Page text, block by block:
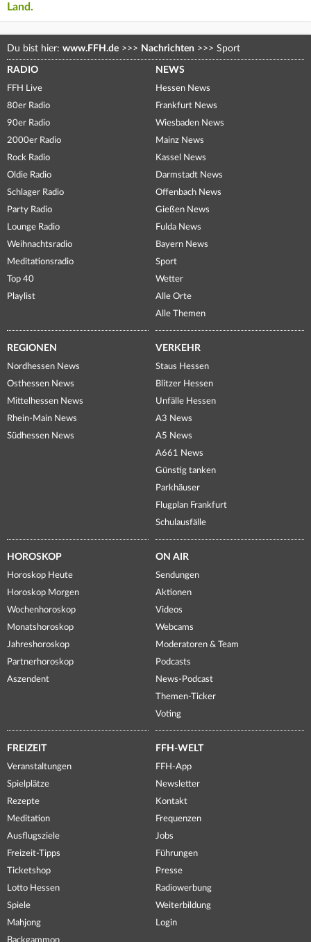
Land.
Du bist hier: www.FFH.de >>> Nachrichten >>> Sport
RADIO
FFH Live
80er Radio
90er Radio
2000er Radio
Rock Radio
Oldie Radio
Schlager Radio
Party Radio
Lounge Radio
Weihnachtsradio
Meditationsradio
Top 40
Playlist
NEWS
Hessen News
Frankfurt News
Wiesbaden News
Mainz News
Kassel News
Darmstadt News
Offenbach News
Gießen News
Fulda News
Bayern News
Sport
Wetter
Alle Orte
Alle Themen
REGIONEN
Nordhessen News
Osthessen News
Mittelhessen News
Rhein-Main News
Südhessen News
VERKEHR
Staus Hessen
Blitzer Hessen
Unfälle Hessen
A3 News
A5 News
A661 News
Günstig tanken
Parkhäuser
Flugplan Frankfurt
Schulausfälle
HOROSKOP
Horoskop Heute
Horoskop Morgen
Wochenhoroskop
Monatshoroskop
Jahreshoroskop
Partnerhoroskop
Aszendent
ON AIR
Sendungen
Aktionen
Videos
Webcams
Moderatoren & Team
Podcasts
News-Podcast
Themen-Ticker
Voting
FREIZEIT
Veranstaltungen
Spielplätze
Rezepte
Meditation
Ausflugsziele
Freizeit-Tipps
Ticketshop
Lotto Hessen
Spiele
Mahjong
FFH-WELT
FFH-App
Newsletter
Kontakt
Frequenzen
Jobs
Führungen
Presse
Radiowerbung
Weiterbildung
Login